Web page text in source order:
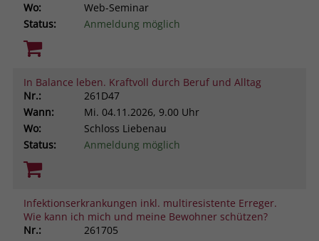
Wo:
Web-Seminar
Status:
Anmeldung möglich
In Balance leben. Kraftvoll durch Beruf und Alltag
Nr.:
261D47
Wann:
Mi. 04.11.2026, 9.00 Uhr
Wo:
Schloss Liebenau
Status:
Anmeldung möglich
Infektionserkrankungen inkl. multiresistente Erreger.
Wie kann ich mich und meine Bewohner schützen?
Nr.:
261705